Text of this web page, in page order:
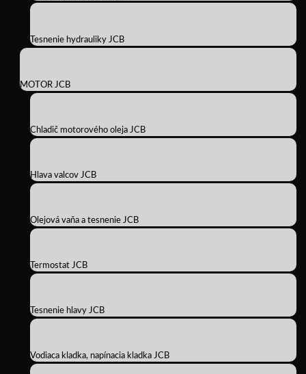
Tesnenie hydrauliky JCB
MOTOR JCB
Chladič motorového oleja JCB
Hlava valcov JCB
Olejová vaňa a tesnenie JCB
Termostat JCB
Tesnenie hlavy JCB
Vodiaca kladka, napínacia kladka JCB